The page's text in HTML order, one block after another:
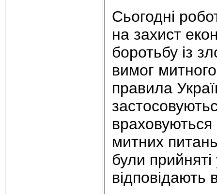
Сьогодні
на захист
боротьбу із
вимог
правила
митних
були
відповідають